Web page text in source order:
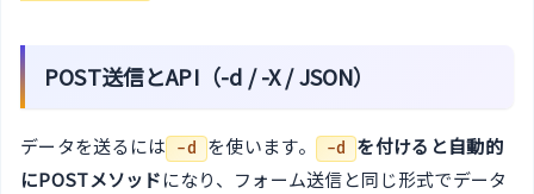
POST送信とAPI（-d / -X / JSON）
データを送るには -d を使います。 -d
を付けると自動的
にPOSTメソッドになり、フォーム送信と同じ形式でデータ